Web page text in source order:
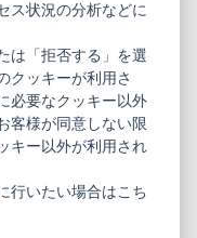
of Use
ス状況の分析などに
は「拒否する」を選
クッキーが利用さ
必要なクッキー以外
客様が同意しない限
キー以外が利用され
行いたい場合はこち